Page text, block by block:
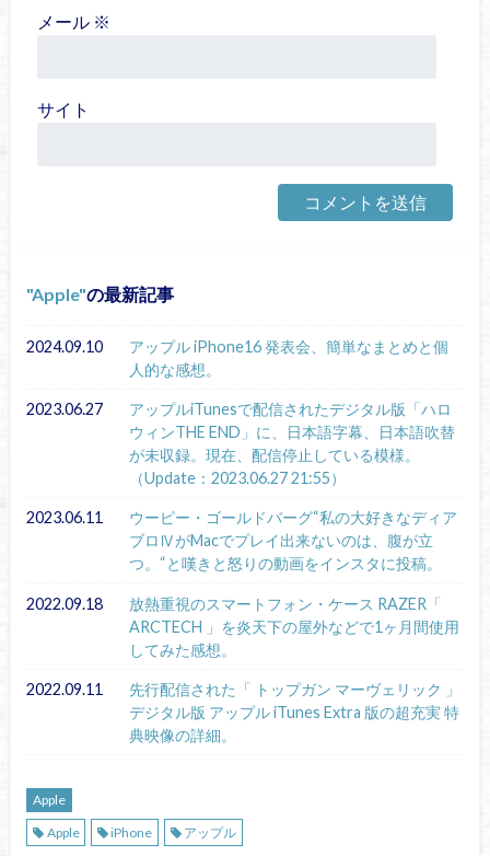
メール ※
サイト
Apple の最新記事
2024.09.10
アップル iPhone16 発表会、簡単なまとめと個
人的な感想。
2023.06.27
アップルiTunesで配信されたデジタル版「ハロ
ウィンTHE END」に、日本語字幕、日本語吹替
が未収録。現在、配信停止している模様。
（Update：2023.06.27 21:55）
2023.06.11
ウーピー・ゴールドバーグ“私の大好きなディア
ブロⅣがMacでプレイ出来ないのは、腹が立
つ。“と嘆きと怒りの動画をインスタに投稿。
2022.09.18
放熱重視のスマートフォン・ケース RAZER「
ARCTECH 」を炎天下の屋外などで1ヶ月間使用
してみた感想。
2022.09.11
先行配信された「 トップガン マーヴェリック 」
デジタル版 アップル iTunes Extra 版の超充実 特
典映像の詳細。
Apple
Apple
iPhone アップル